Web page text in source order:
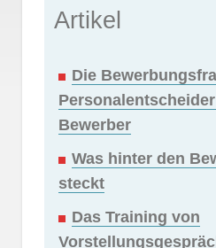
Artikel
Die
Bewerber
Was hinter den
steckt
Das Training von